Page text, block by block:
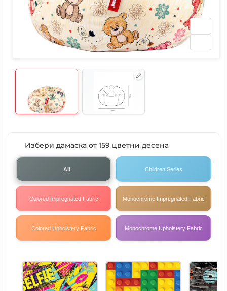
Избери дамаска от 159 цветни десена
All Children Series
Colored Impregnated Fabric Monochrome Impregnated Fabric
Colored Upholstery Fabric Monochrome Upholstery Fabric